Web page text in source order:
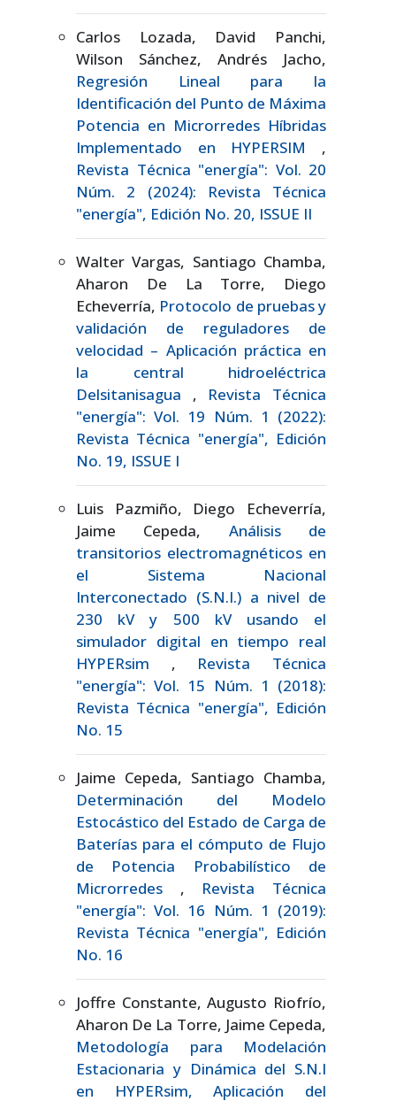
Carlos Lozada, David Panchi,
Wilson Sánchez, Andrés Jacho,
Regresión Lineal para la
Identificación del Punto de Máxima
Potencia en Microrredes Híbridas
Implementado en HYPERSIM ,
Revista Técnica "energía": Vol. 20
Núm. 2 (2024): Revista Técnica
"energía", Edición No. 20, ISSUE II
Walter Vargas, Santiago Chamba,
Aharon De La Torre, Diego
Echeverría, Protocolo de pruebas y
validación de reguladores de
velocidad – Aplicación práctica en
la central hidroeléctrica
Delsitanisagua , Revista Técnica
"energía": Vol. 19 Núm. 1 (2022):
Revista Técnica "energía", Edición
No. 19, ISSUE I
Luis Pazmiño, Diego Echeverría,
Jaime Cepeda, Análisis de
transitorios electromagnéticos en
el Sistema Nacional
Interconectado (S.N.I.) a nivel de
230 kV y 500 kV usando el
simulador digital en tiempo real
HYPERsim , Revista Técnica
"energía": Vol. 15 Núm. 1 (2018):
Revista Técnica "energía", Edición
No. 15
Jaime Cepeda, Santiago Chamba,
Determinación del Modelo
Estocástico del Estado de Carga de
Baterías para el cómputo de Flujo
de Potencia Probabilístico de
Microrredes , Revista Técnica
"energía": Vol. 16 Núm. 1 (2019):
Revista Técnica "energía", Edición
No. 16
Joffre Constante, Augusto Riofrío,
Aharon De La Torre, Jaime Cepeda,
Metodología para Modelación
Estacionaria y Dinámica del S.N.I
en HYPERsim, Aplicación del